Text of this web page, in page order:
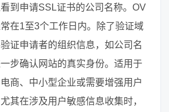
到申请SSL证书的公司名称。OV
在1至3个工作日内。除了验证域
证申请者的组织信息，如公司名
步确认网站的真实身份。适用于
商、中小型企业或需要增强用户
其在涉及用户敏感信息收集时，